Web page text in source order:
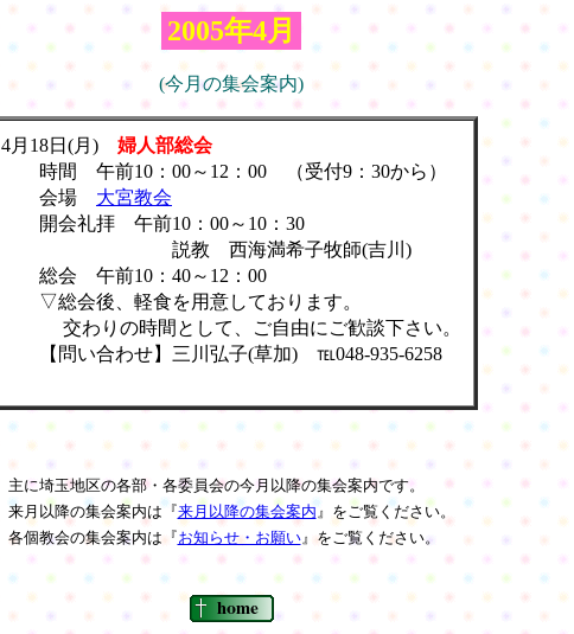
2005年4月
(今月の集会案内)
4月18日(月) 婦人部総会
時間 午前10：00～12：00 （受付9：30から）
会場 大宮教会
開会礼拝 午前10：00～10：30
説教 西海満希子牧師(吉川)
総会 午前10：40～12：00
▽総会後、軽食を用意しております。
交わりの時間として、ご自由にご歓談下さい。
【問い合わせ】三川弘子(草加) ℡048-935-6258
主に埼玉地区の各部・各委員会の今月以降の集会案内です。
来月以降の集会案内は『来月以降の集会案内』をご覧ください。
各個教会の集会案内は『お知らせ・お願い』をご覧ください。